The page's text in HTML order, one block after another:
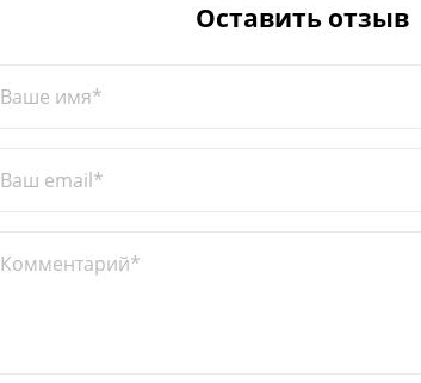
Оставить отзыв
Ваше имя*
Ваш email*
Комментарий*